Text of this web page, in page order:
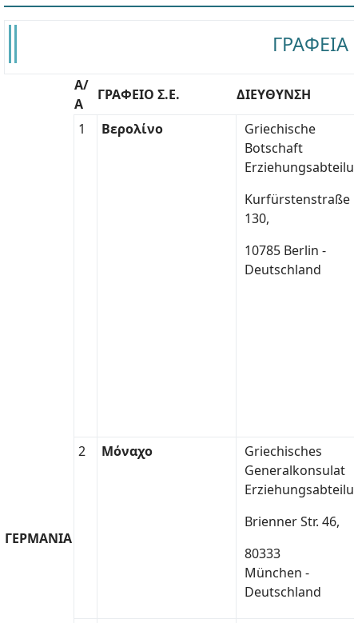
ΓΡΑΦΕΙΑ
A/
Α
ΓΡΑΦΕΙΟ Σ.Ε. ΔΙΕΥΘΥΝΣΗ
ΓΕΡΜΑΝΙΑ
1 Βερολίνο
Griechische
Botschaft
Kurfürstenstraße
130,
10785 Berlin -
Deutschland
2 Μόναχο
Griechisches
Generalkonsulat
Brienner Str. 46,
80333
München -
Deutschland